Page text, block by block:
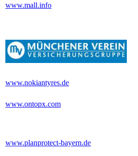
www.mall.info
www.nokiantyres.de
www.ontopx.com
www.planprotect-bayern.de